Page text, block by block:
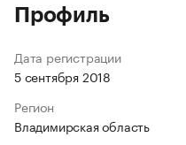
Профиль
Дата регистрации
5 сентября 2018
Регион
Владимирская область